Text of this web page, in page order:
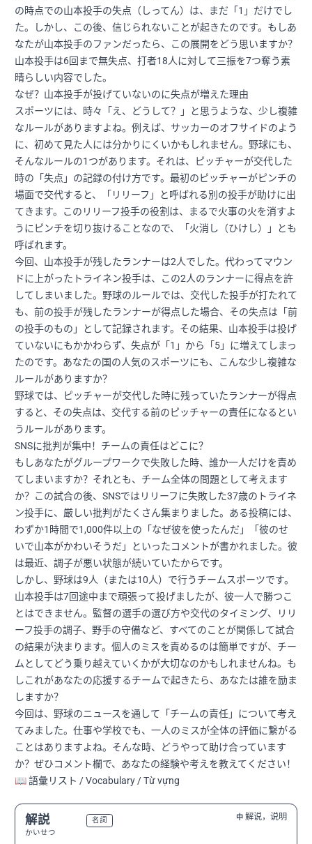
の時点での山本投手の失点（しってん）は、まだ「1」だけでし
た。しかし、この後、信じられないことが起きたのです。もしあ
なたが山本投手のファンだったら、この展開をどう思いますか？
山本投手は6回まで無失点、打者18人に対して三振を7つ奪う素
晴らしい内容でした。
なぜ？山本投手が投げていないのに失点が増えた理由
スポーツには、時々「え、どうして？」と思うような、少し複雑
なルールがありますよね。例えば、サッカーのオフサイドのよう
に、初めて見た人には分かりにくいかもしれません。野球にも、
そんなルールの1つがあります。それは、ピッチャーが交代した
時の「失点」の記録の付け方です。最初のピッチャーがピンチの
場面で交代すると、「リリーフ」と呼ばれる別の投手が助けに出
てきます。このリリーフ投手の役割は、まるで火事の火を消すよ
うにピンチを切り抜けることなので、「火消し（ひけし）」とも
呼ばれます。
今回、山本投手が残したランナーは2人でした。代わってマウン
ドに上がったトライネン投手は、この2人のランナーに得点を許
してしまいました。野球のルールでは、交代した投手が打たれて
も、前の投手が残したランナーが得点した場合、その失点は「前
の投手のもの」として記録されます。その結果、山本投手は投げ
ていないにもかかわらず、失点が「1」から「5」に増えてしまっ
たのです。あなたの国の人気のスポーツにも、こんな少し複雑な
ルールがありますか？
野球では、ピッチャーが交代した時に残っていたランナーが得点
すると、その失点は、交代する前のピッチャーの責任になるとい
うルールがあります。
SNSに批判が集中！チームの責任はどこに？
もしあなたがグループワークで失敗した時、誰か一人だけを責め
てしまいますか？それとも、チーム全体の問題として考えます
か？この試合の後、SNSではリリーフに失敗した37歳のトライネ
ン投手に、厳しい批判がたくさん集まりました。ある投稿には、
わずか1時間で1,000件以上の「なぜ彼を使ったんだ」「彼のせ
いで山本がかわいそうだ」といったコメントが書かれました。彼
は最近、調子が悪い状態が続いていたからです。
しかし、野球は9人（または10人）で行うチームスポーツです。
山本投手は7回途中まで頑張って投げましたが、彼一人で勝つこ
とはできません。監督の選手の選び方や交代のタイミング、リリ
ーフ投手の調子、野手の守備など、すべてのことが関係して試合
の結果が決まります。個人のミスを責めるのは簡単ですが、チー
ムとしてどう乗り越えていくかが大切なのかもしれませんね。も
しこれがあなたの応援するチームで起きたら、あなたは誰を励ま
しますか？
今回は、野球のニュースを通して「チームの責任」について考え
てみました。仕事や学校でも、一人のミスが全体の評価に繋がる
ことはありますよね。そんな時、どうやって助け合っています
か？ぜひコメント欄で、あなたの経験や考えを教えてください！
📖 語彙リスト / Vocabulary / Từ vựng
解説
かいせつ
名詞 中 解说，说明